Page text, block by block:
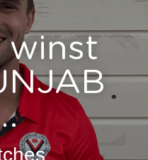
winst